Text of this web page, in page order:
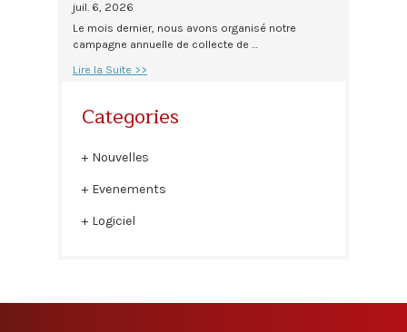
juil. 6, 2026
Le mois dernier, nous avons organisé notre
campagne annuelle de collecte de …
Lire la Suite >>
Categories
Nouvelles
Evenements
Logiciel